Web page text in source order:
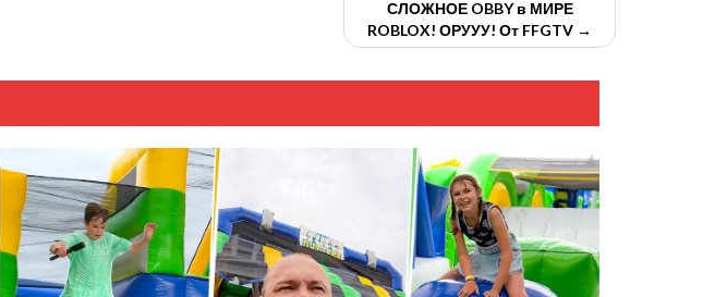
СЛОЖНОЕ OBBY в МИРЕ
ROBLOX! ОРУУУ! От FFGTV →